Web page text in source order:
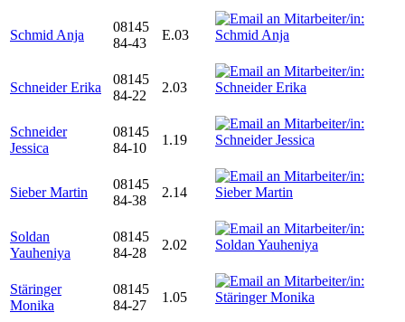
Schmid Anja
08145
84-43
E.03
Schneider Erika
08145
84-22
2.03
Schneider
Jessica
08145
84-10
1.19
Sieber Martin
08145
84-38
2.14
Soldan
Yauheniya
08145
84-28
2.02
Stäringer
Monika
08145
84-27
1.05